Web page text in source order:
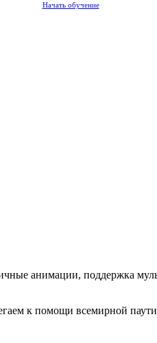
Начать обучение
анимации, поддержка
к помощи всемирной